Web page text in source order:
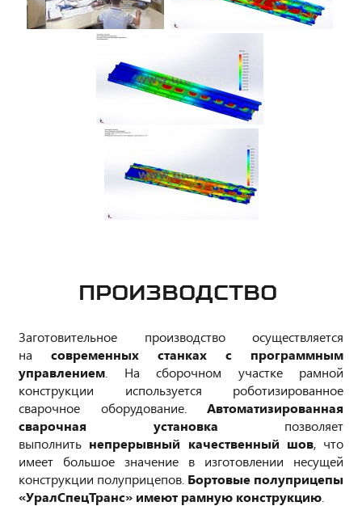
ПРОИЗВОДСТВО
Заготовительное производство осуществляется
на современных станках с программным
управлением . На сборочном участке рамной
конструкции используется роботизированное
сварочное оборудование. Автоматизированная
сварочная установка позволяет
выполнить непрерывный качественный шов, что
имеет большое значение в изготовлении несущей
конструкции полуприцепов. Бортовые полуприцепы
«УралСпецТранc» имеют рамную конструкцию